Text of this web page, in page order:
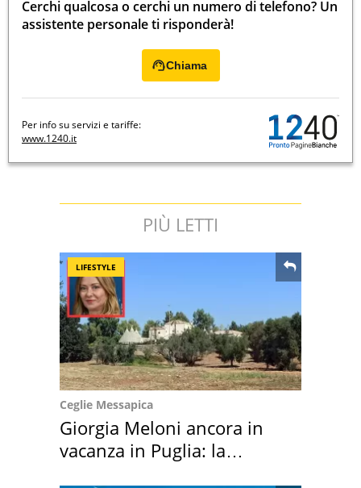
Cerchi qualcosa o cerchi un numero di telefono? Un
assistente personale ti risponderà!
Chiama
Per info su servizi e tariffe:
www.1240.it
PIÙ LETTI
LIFESTYLE
Ceglie Messapica
Giorgia Meloni ancora in
vacanza in Puglia: la